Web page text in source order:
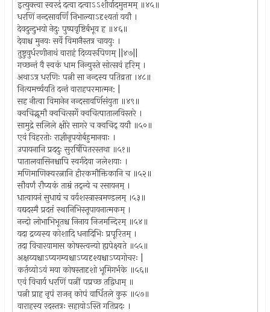
इत्युक्त्वा स्वरदं दत्वा दत्वाऽऽशीर्वादमुत्तमम् ॥४५॥
धरणिं नन्दसावर्णिं निभाल्याऽदृश्यतां ययौ ।
देवदुन्दुभयो नेदुः पुष्पवृष्टिर्बभूव ह ॥४६॥
देवाश्च मुनयः सर्वे विमानैस्तत्र चाययुः ।
तुष्टुवुर्धरणीनाथं वाराहं दिव्यरूपिणम् ||४७||
गच्छन्तं वै स्वकं धाम निन्युस्ते सोत्सवं हरिम् ।
अथाऽत्र धरणिः पत्नी सा नन्दस्य पतिव्रता ।४८॥
नित्यमर्च्चयति दन्तं वाराहपरमात्मन: |
सह नीत्वा विमानेन नन्दसावर्णिसंयुता ॥४९॥
क्वचिद्भूमौ क्वचित्सर्गे क्वचित्पातालविस्तरे ।
सामुद्रे सलिले क्षीरे सागरे च क्वचिद् ययौ ॥५०॥
एवं विहरतोः राज्ञीनृपयोर्बहुमानवाः ।
उपायनानि प्रददुः सुरर्षिपितरस्तथा ॥५१॥
पातालवासिनश्चापि स्वर्गदेवा जलेशयाः ।
मणिमाणिक्यरत्नानि हीरकमौक्तिकानि च ॥५२॥
सौवर्णं रौप्यकं ताम्रं तद्न्ये च रसायनम् ।
धात्वायनं सुधाद्यं च वर्यशस्त्रास्त्रमण्डलम् ।५३॥
यद्यदस्मै प्रदत्तं स्थानिभिस्तूपायनात्मकम् ।
नन्दो लोभाभिभूतश्च निनाय निजमन्दिरम् ॥५४॥
यदा द्रव्यस्य कोशादि धनादिभिः प्रपूरितम् ।
तदा विचारयामास कोषस्त्वन्यो ह्यपेक्ष्यते ॥५५॥
अक्षय्यश्चाऽप्यगम्यश्चाऽप्यदृश्यश्चाऽप्यगोचरः |
कर्तव्योऽयं मया कोषस्तादृशो भूमिगर्भके ॥५६॥
एवं विचार्य धरणिं पत्नीं पप्रच्छ तद्विधाम् ॥
पत्नी प्राह नृपं राजन् कोपं वार्धितले कुरु ॥५७॥
वाराहस्य रदस्तत्रः सहायोऽस्ति गतिप्रदः ।